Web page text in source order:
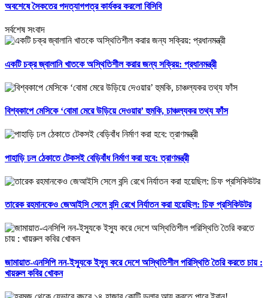
অবশেষে সৈকতের পদত্যাগপত্র কার্যকর করলো বিসিবি
সর্বশেষ সংবাদ
একটি চক্র জ্বালানি খাতকে অস্থিতিশীল করার জন্য সক্রিয়: প্রধানমন্ত্রী
বিশ্বকাপে মেসিকে ‘বোমা মেরে উড়িয়ে দেওয়ার’ হুমকি, চাঞ্চল্যকর তথ্য ফাঁস
পাহাড়ি ঢল ঠেকাতে টেকসই বেড়িবাঁধ নির্মাণ করা হবে: ত্রাণমন্ত্রী
তারেক রহমানকেও জেআইসি সেলে বন্দি রেখে নির্যাতন করা হয়েছিল: চিফ প্রসিকিউটর
জামায়াত-এনসিপি নন-ইস্যুকে ইস্যু করে দেশে অস্থিতিশীল পরিস্থিতি তৈরি করতে চায় :
খায়রুল কবির খোকন